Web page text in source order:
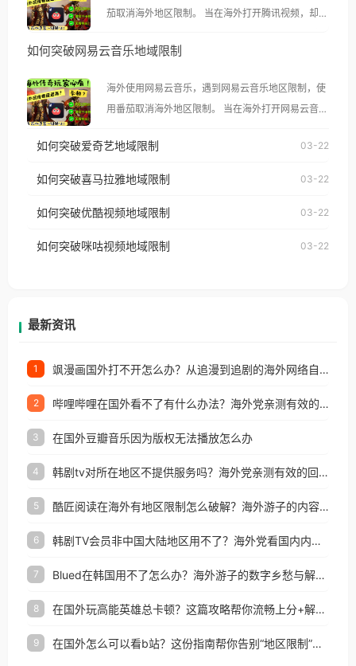
茄取消海外地区限制。 当在海外打开腾讯视频，却突
示语。 海外用户如香港、澳门、台湾、美国、加拿
像其他音乐平台一样，出现地区及版权限制问题，且
仅能在中国大陆地区播放。 遇到这个问题的朋友们，
使用番茄回国加速器，即可解决「海外用户收听腾讯
台湾、美国、加拿大、澳大利亚、欧洲等国家和地区
权限制所困扰。
如何突破网易云音乐地域限制
海外使用网易云音乐，遇到网易云音乐地区限制，使
用番茄取消海外地区限制。 当在海外打开网易云音
播放”的提示语。 海外用户如香港、澳门、台湾、美
国、加拿大、澳大利亚、欧洲等国家和地区时，网易
制问题，且仅能在中国大陆地区播放。 遇到这个问题
户收听网易云音乐地区版权限制」的问题，无论人在
如何突破爱奇艺地域限制 03-22
如何突破喜马拉雅地域限制 03-22
如何突破优酷视频地域限制 03-22
如何突破咪咕视频地域限制 03-22
最新资讯
1 飒漫画国外打不开怎么办？从追漫到追剧的海外网络自由之路
2 哔哩哔哩在国外看不了有什么办法？海外党亲测有效的回国加速解决方案
3 在国外豆瓣音乐因为版权无法播放怎么办
4 韩剧tv对所在地区不提供服务吗？海外党亲测有效的回国加速解决方案
5 酷匠阅读在海外有地区限制怎么破解？海外游子的内容归乡路
6 韩剧TV会员非中国大陆地区用不了？海外党看国内内容的加速器选择指南
7 Blued在韩国用不了怎么办？海外游子的数字乡愁与解决方案
8 在国外玩高能英雄总卡顿？这篇攻略帮你流畅上分+解锁国内影音自由
9 在国外怎么可以看b站？这份指南帮你告别“地区限制”的烦恼